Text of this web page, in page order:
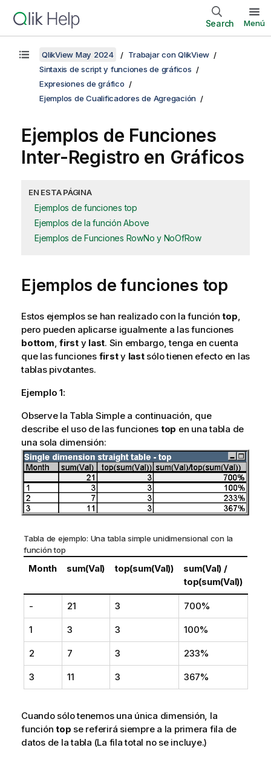
Search Menú
QlikView May 2024
Trabajar con QlikView
Sintaxis de script y funciones de gráficos
Expresiones de gráfico
Ejemplos de Cualificadores de Agregación
Ejemplos de Funciones
Inter-Registro en Gráficos
EN ESTA PÁGINA
Ejemplos de funciones top
Ejemplos de la función Above
Ejemplos de Funciones RowNo y NoOfRow
Ejemplos de funciones top
Estos ejemplos se han realizado con la funcióntop
pero pueden aplicarse igualmente a las funciones
bottom firsty last. Sin embargo, tenga en cuenta
que las funciones firsty lastsólo tienen efecto en las
tablas pivotantes.
Ejemplo 1:
Observe la Tabla Simple a continuación, que
describe el uso de las funciones top en una tabla de
una sola dimensión:
Tabla de ejemplo: Una tabla simple unidimensional con la
funcióntop
Month sum(Val) top(sum(Val))
sum(Val) /
top(sum(Val))
- 21 3 700%
1 3 3 100%
2 7 3 233%
3 11 3 367%
Cuando sólo tenemos una única dimensión, la
función top se referirá siempre a la primera fila de
datos de la tabla (La fila total no se incluye.)